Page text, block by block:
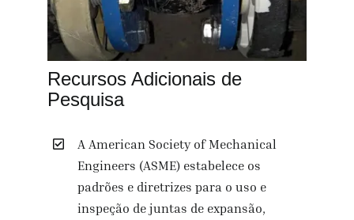
Recursos Adicionais de
Pesquisa
A American Society of Mechanical
Engineers (ASME) estabelece os
padrões e diretrizes para o uso e
inspeção de juntas de expansão,